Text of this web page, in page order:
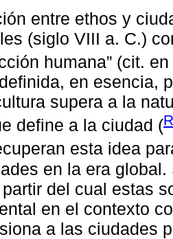
entre ethos y
(siglo VIII a. C.)
humana” (cit. en
en esencia,
supera a la
define a la ciudad (
esta idea
en la era
del cual estas
en el contexto
a las ciudades